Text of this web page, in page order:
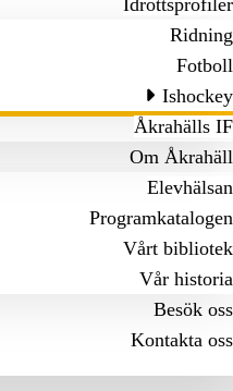
Idrottsprofiler
Ridning
Fotboll
Ishockey
Åkrahälls IF
Om Åkrahäll
Elevhälsan
Programkatalogen
Vårt bibliotek
Vår historia
Besök oss
Kontakta oss